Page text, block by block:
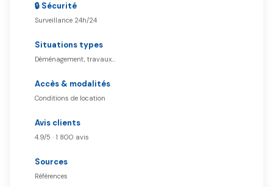
🔒 Sécurité
Surveillance 24h/24
Situations types
Déménagement, travaux…
Accès & modalités
Conditions de location
Avis clients
4.9/5 · 1 800 avis
Sources
Références